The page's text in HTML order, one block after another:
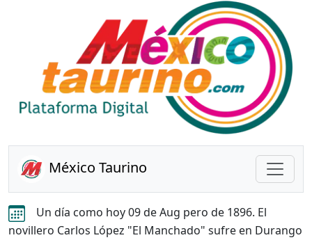
México Taurino
Un día como hoy 09 de Aug pero de 1896. El
novillero Carlos López "El Manchado" sufre en Durango